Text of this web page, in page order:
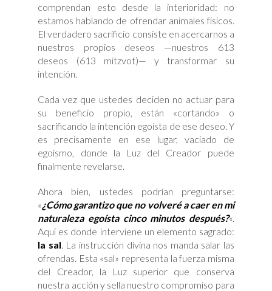
comprendan esto desde la interioridad: no
estamos hablando de ofrendar animales físicos.
El verdadero sacrificio consiste en acercarnos a
nuestros propios deseos —nuestros 613
deseos (613 mitzvot)— y transformar su
intención.
Cada vez que ustedes deciden no actuar para
su beneficio propio, están «cortando» o
sacrificando la intención egoísta de ese deseo. Y
es precisamente en ese lugar, vaciado de
egoísmo, donde la Luz del Creador puede
finalmente revelarse.
Ahora bien, ustedes podrían preguntarse:
«¿Cómo garantizo que no volveré a caer en mi
naturaleza egoísta cinco minutos después?«.
Aquí es donde interviene un elemento sagrado:
la sal. La instrucción divina nos manda salar las
ofrendas. Esta «sal» representa la fuerza misma
del Creador, la Luz superior que conserva
nuestra acción y sella nuestro compromiso para